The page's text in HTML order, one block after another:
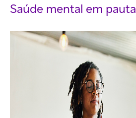
Saúde mental em pauta